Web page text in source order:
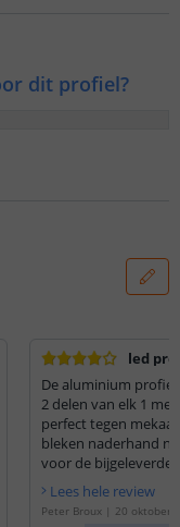
dit profiel?
led
De aluminium
2 delen van elk 1
perfect tegen
bleken naderhand
voor de bijgeleverde
Lees hele review
Peter Broux | 20 oktober